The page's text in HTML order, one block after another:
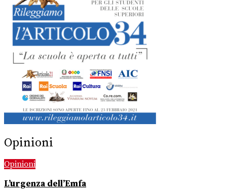
Opinioni
Opinioni
L’urgenza dell’Emfa